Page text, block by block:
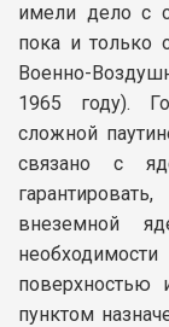
имели дело с
пока и только
Военно-
1965 году).
сложной
связано с
внеземной
пунктом